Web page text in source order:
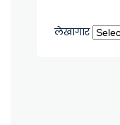
लेखागार